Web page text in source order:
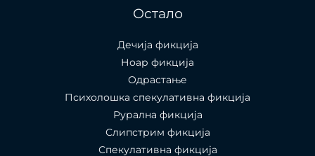
Остало
Дечија фикција
Ноар фикција
Одрастање
Психолошка спекулативна фикција
Рурална фикција
Слипстрим фикција
Спекулативна фикција